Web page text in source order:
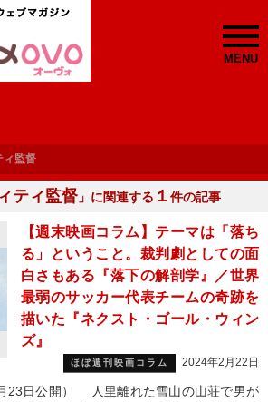
MENU
ィ監督
ティ監督 」に関連する １ 件の記事
【週末映画コラム】テーマは「落ち
る」ということ。裁判劇としての面
白さもある『落下の解剖学』／世界
最弱のサッカー代表チームの奇跡を
描いた『ネクスト・ゴール・ウィン
ズ』
ほぼ週刊映画コラム 2024年2月22日
23日公開） 人里離れた雪山の山荘で男が